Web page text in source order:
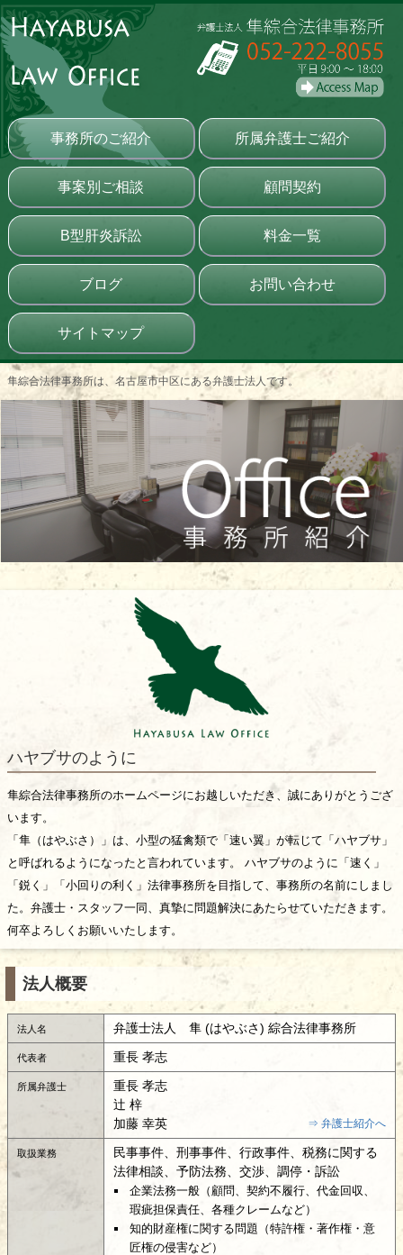
事務所のご紹介 所属弁護士ご紹介
事案別ご相談 顧問契約
B型肝炎訴訟 料金一覧
ブログ お問い合わせ
サイトマップ
隼綜合法律事務所は、名古屋市中区にある弁護士法人です。
ハヤブサのように
隼綜合法律事務所のホームページにお越しいただき、誠にありがとうござ
います。
「隼（はやぶさ）」は、小型の猛禽類で「速い翼」が転じて「ハヤブサ」
と呼ばれるようになったと言われています。 ハヤブサのように「速く」
「鋭く」「小回りの利く」法律事務所を目指して、事務所の名前にしまし
た。弁護士・スタッフ一同、真摯に問題解決にあたらせていただきます。
何卒よろしくお願いいたします。
法人概要
法人名 弁護士法人 隼 (はやぶさ) 綜合法律事務所
代表者 重長 孝志
所属弁護士
重長 孝志
辻 梓
加藤 幸英
⇒ 弁護士紹介へ
取扱業務
民事事件、刑事事件、行政事件、税務に関する
法律相談、予防法務、交渉、調停・訴訟
企業法務一般（顧問、契約不履行、代金回収、
瑕疵担保責任、各種クレームなど）
知的財産権に関する問題（特許権・著作権・意
匠権の侵害など）